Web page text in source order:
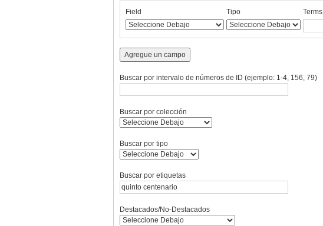
rows
in
"Reducir
por
campo
de
búsqueda
de
búsqueda
de
búsqueda
de
Búsqueda
Field Tipo Terms
Agregue un campo
Buscar por intervalo de números de ID (ejemplo: 1-4, 156, 79)
Buscar por colección
Buscar por tipo
Buscar por etiquetas
Destacados/No-Destacados